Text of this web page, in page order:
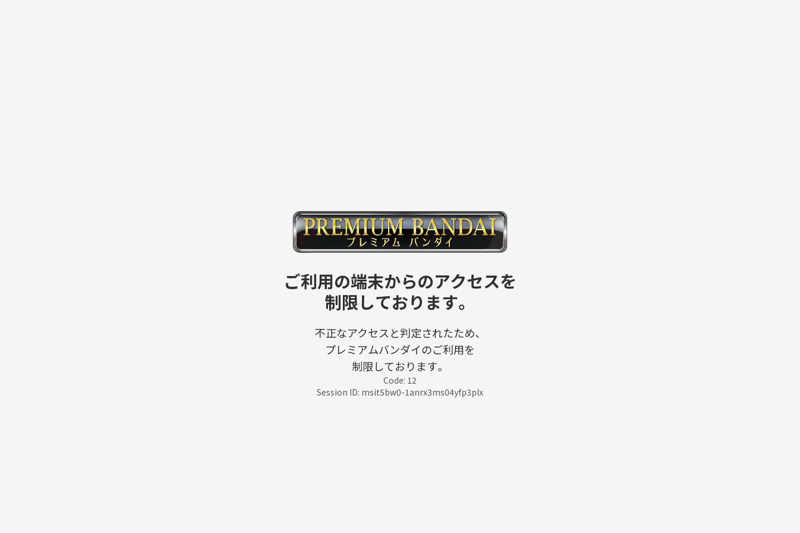
ご利用の端末からのアクセスを
制限しております。
不正なアクセスと判定されたため、
プレミアムバンダイのご利用を
制限しております。
Code: 12
Session ID: msit5bw0-1anrx3ms04yfp3plx